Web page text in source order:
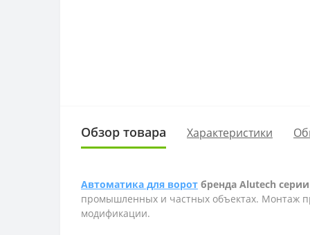
Обзор товара Характеристики
Автоматика для ворот бренда Alutech
промышленных и частных объектах. Монтаж
модификации.